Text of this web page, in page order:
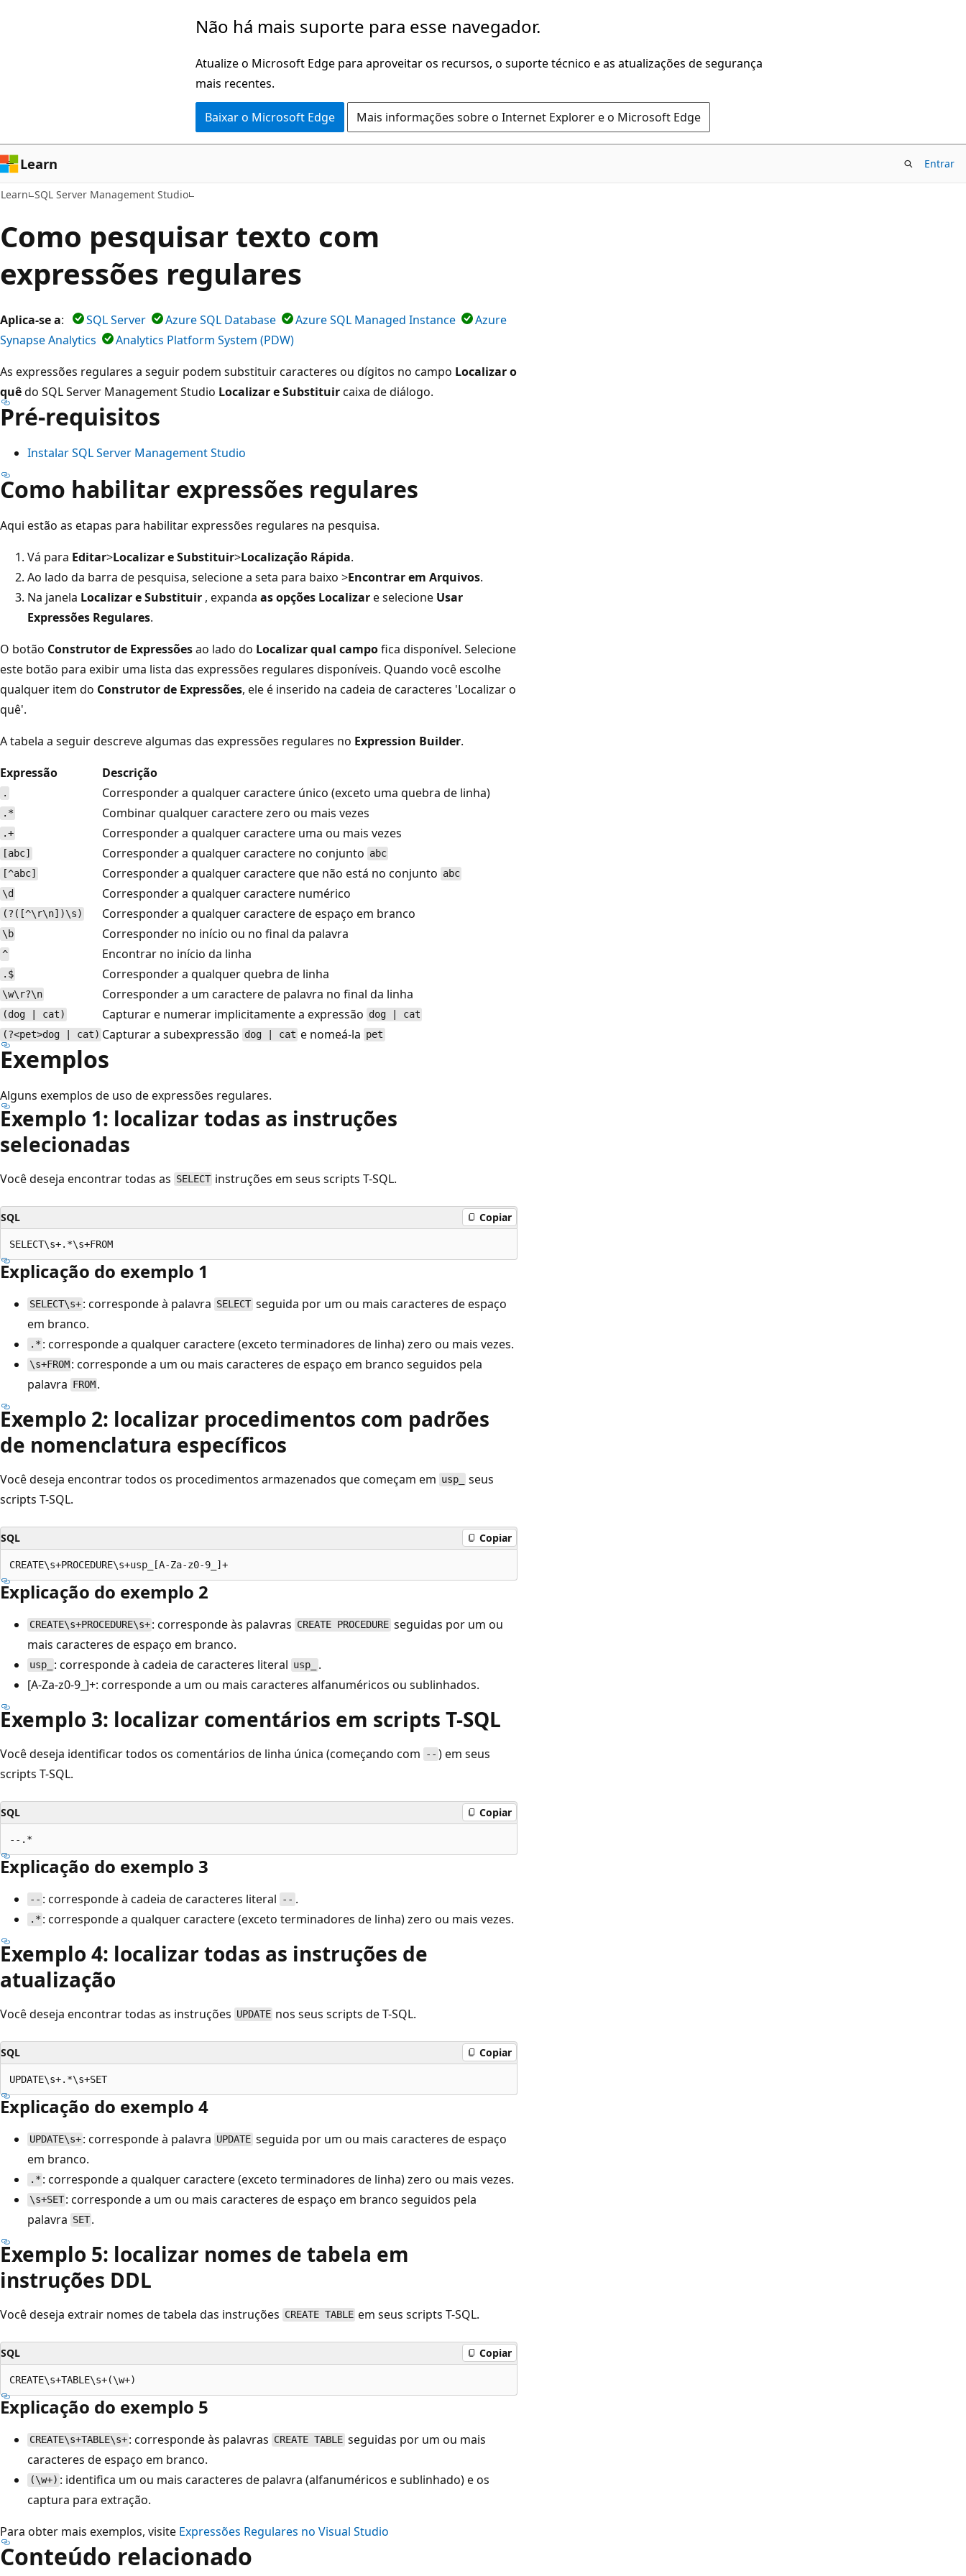
Não há mais suporte para esse navegador.
Atualize o Microsoft Edge para aproveitar os recursos, o suporte técnico e as atualizações de segurança
mais recentes.
Baixar o Microsoft Edge Mais informações sobre o Internet Explorer e o Microsoft Edge
Learn Entrar
Learn SQL Server Management Studio
Como pesquisar texto com
expressões regulares
Aplica-se a: SQL Server Azure SQL Database Azure SQL Managed Instance
Azure
Synapse Analytics
Analytics Platform System (PDW)
As expressões regulares a seguir podem substituir caracteres ou dígitos no campo Localizar o
quêdo SQL Server Management Studio Localizar e Substituircaixa de diálogo.
Pré-requisitos
Instalar SQL Server Management Studio
Como habilitar expressões regulares
Aqui estão as etapas para habilitar expressões regulares na pesquisa.
Vá para Editar>Localizar e Substituir>Localização Rápida.
Ao lado da barra de pesquisa, selecione a seta para baixo >Encontrar em Arquivos.
Na janela Localizar e Substituir , expanda as opções Localizare selecione Usar
Expressões Regulares.
O botão Construtor de Expressõesao lado do Localizar qual campofica disponível. Selecione
este botão para exibir uma lista das expressões regulares disponíveis. Quando você escolhe
qualquer item do Construtor de Expressões, ele é inserido na cadeia de caracteres 'Localizar o
quê'.
A tabela a seguir descreve algumas das expressões regulares no Expression Builder.
Expressão
Descrição
. Corresponder a qualquer caractere único (exceto uma quebra de linha)
.* Combinar qualquer caractere zero ou mais vezes
.+ Corresponder a qualquer caractere uma ou mais vezes
[abc] Corresponder a qualquer caractere no conjunto abc
[^abc]
Corresponder a qualquer caractere que não está no conjunto abc
\d
Corresponder a qualquer caractere numérico
(?([^\r\n])\s) Corresponder a qualquer caractere de espaço em branco
\b Corresponder no início ou no final da palavra
^ Encontrar no início da linha
.$ Corresponder a qualquer quebra de linha
\w\r?\n Corresponder a um caractere de palavra no final da linha
(dog | cat) Capturar e numerar implicitamente a expressão dog | cat
(?<pet>dog | cat) Capturar a subexpressão dog | cat e nomeá-la pet
Exemplos
Alguns exemplos de uso de expressões regulares.
Exemplo 1: localizar todas as instruções
selecionadas
Você deseja encontrar todas as SELECT instruções em seus scripts T-SQL.
SQL Copiar
Explicação do exemplo 1
SELECT\s+ : corresponde à palavra SELECT seguida por um ou mais caracteres de espaço
em branco.
.* : corresponde a qualquer caractere (exceto terminadores de linha) zero ou mais vezes.
\s+FROM : corresponde a um ou mais caracteres de espaço em branco seguidos pela
palavra FROM .
Exemplo 2: localizar procedimentos com padrões
de nomenclatura específicos
Você deseja encontrar todos os procedimentos armazenados que começam em usp_
seus
scripts T-SQL.
SQL Copiar
Explicação do exemplo 2
CREATE\s+PROCEDURE\s+ : corresponde às palavras CREATE PROCEDURE seguidas por um ou
mais caracteres de espaço em branco.
usp_ : corresponde à cadeia de caracteres literal usp_
.
[A-Za-z0-9_]+: corresponde a um ou mais caracteres alfanuméricos ou sublinhados.
Exemplo 3: localizar comentários em scripts T-SQL
Você deseja identificar todos os comentários de linha única (começando com -- ) em seus
scripts T-SQL.
SQL Copiar
Explicação do exemplo 3
-- : corresponde à cadeia de caracteres literal -- .
.* : corresponde a qualquer caractere (exceto terminadores de linha) zero ou mais vezes.
Exemplo 4: localizar todas as instruções de
atualização
Você deseja encontrar todas as instruções UPDATE nos seus scripts de T-SQL.
SQL Copiar
Explicação do exemplo 4
UPDATE\s+ : corresponde à palavra UPDATE seguida por um ou mais caracteres de espaço
em branco.
.* : corresponde a qualquer caractere (exceto terminadores de linha) zero ou mais vezes.
\s+SET : corresponde a um ou mais caracteres de espaço em branco seguidos pela
palavra SET .
Exemplo 5: localizar nomes de tabela em
instruções DDL
Você deseja extrair nomes de tabela das instruções CREATE TABLE em seus scripts T-SQL.
SQL Copiar
Explicação do exemplo 5
CREATE\s+TABLE\s+ : corresponde às palavras CREATE TABLE seguidas por um ou mais
caracteres de espaço em branco.
(\w+) : identifica um ou mais caracteres de palavra (alfanuméricos e sublinhado) e os
captura para extração.
Para obter mais exemplos, visite Expressões Regulares no Visual Studio
Conteúdo relacionado